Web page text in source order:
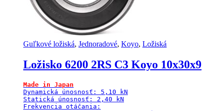
Guľkové ložiská, Jednoradové, Koyo, Ložiská
Ložisko 6200 2RS C3 Koyo 10x30x9
Made in Japan
Dynamická únosnosť: 5,10 kN
Statická únosnosť: 2,40 kN
Frekvencia otáčania: